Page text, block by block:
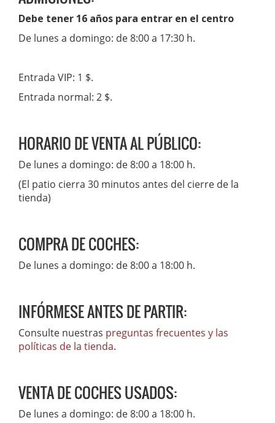
Debe tener 16 años para entrar en el centro
De lunes a domingo: de 8:00 a 17:30 h.
Entrada VIP: 1 $.
Entrada normal: 2 $.
HORARIO DE VENTA AL PÚBLICO:
De lunes a domingo: de 8:00 a 18:00 h.
(El patio cierra 30 minutos antes del cierre de la
tienda)
COMPRA DE COCHES:
De lunes a domingo: de 8:00 a 18:00 h.
INFÓRMESE ANTES DE PARTIR:
Consulte nuestras preguntas frecuentes y las
políticas de la tienda.
VENTA DE COCHES USADOS:
De lunes a domingo: de 8:00 a 18:00 h.